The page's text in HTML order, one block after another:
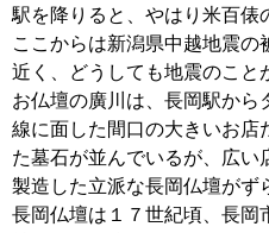
駅を降りると、やはり米百俵
ここからは新潟県中越地震の
近く、どうしても地震のこと
お仏壇の廣川は、長岡駅か
線に面した間口の大きいお店
た墓石が並んでいるが、広
製造した立派な長岡仏壇がず
長岡仏壇は１７世紀頃、長岡